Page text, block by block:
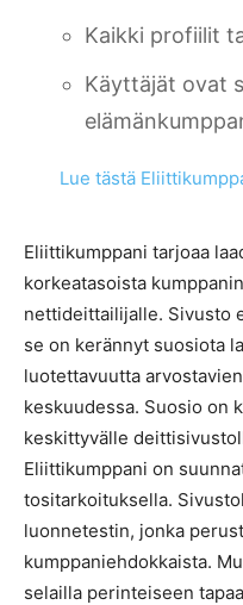
Kaikki profiilit
Käyttäjät ovat
Lue tästä
Eliittikumppani tarjoaa
korkeatasoista
nettideittailijalle. Sivusto
se on kerännyt suosiota
luotettavuutta
keskuudessa. Suosio on
keskittyvälle
Eliittikumppani on
tositarkoituksella.
luonnetestin, jonka
kumppaniehdokkaista.
selailla perinteiseen